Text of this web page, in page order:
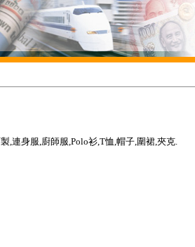
,連身服,廚師服,Polo衫,T恤,帽子,圍裙,夾克.